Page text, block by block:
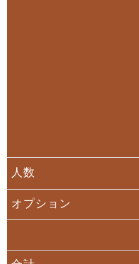
人数
オプション